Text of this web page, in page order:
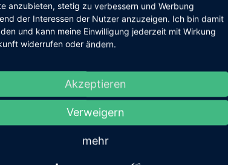
anzubieten, stetig zu verbessern und Werbung
der Interessen der Nutzer anzuzeigen. Ich bin damit
und kann meine Einwilligung jederzeit mit Wirkung
widerrufen oder ändern.
Akzeptieren
Verweigern
mehr